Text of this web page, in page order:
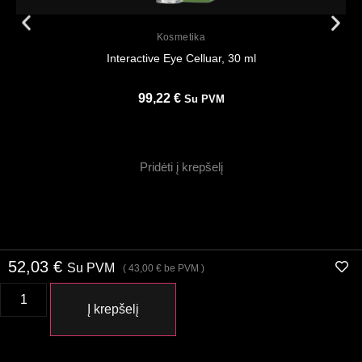
Kosmetika
Interactive Eye Celluar, 30 ml
99,22 € Su PVM
Pridėti į krepšelį
52,03 € Su PVM ( 43,00 € be PVM )
Į krepšelį